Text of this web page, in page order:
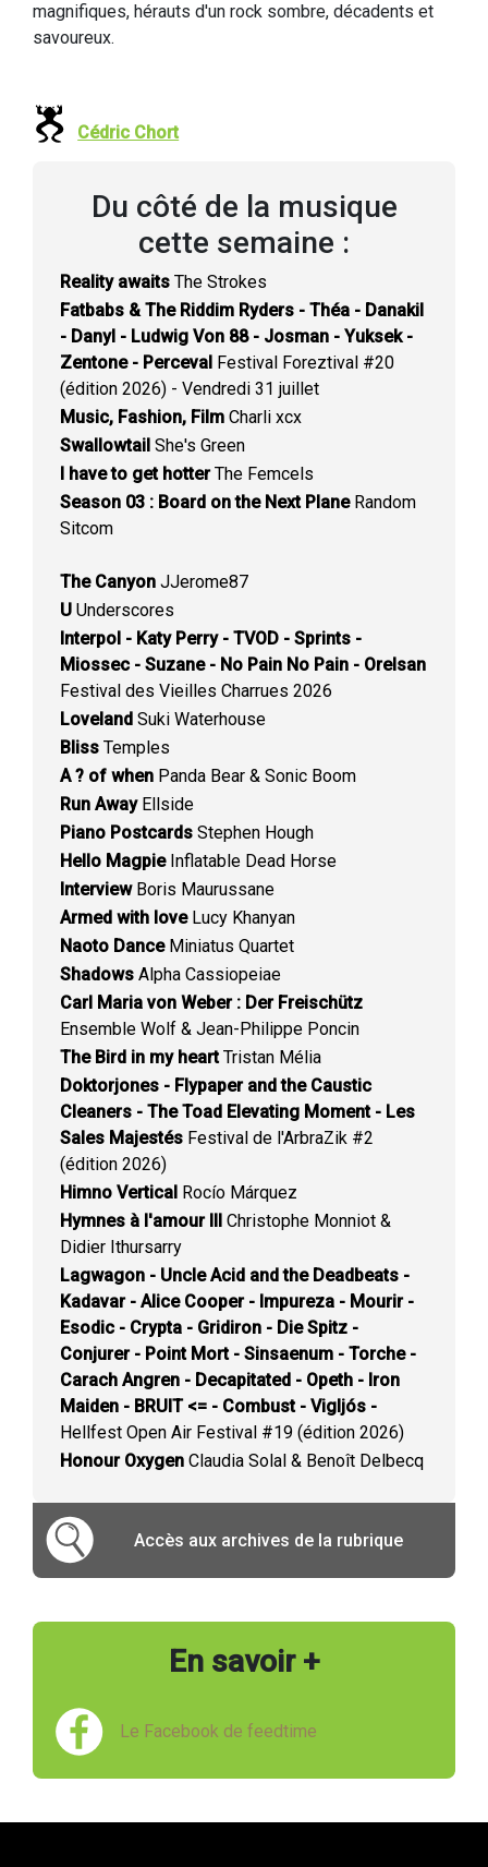
magnifiques, hérauts d'un rock sombre, décadents et
savoureux.
Cédric Chort
Du côté de la musique
cette semaine :
Reality awaits The Strokes
Fatbabs & The Riddim Ryders - Théa - Danakil
- Danyl - Ludwig Von 88 - Josman - Yuksek -
Zentone - Perceval Festival Foreztival #20
(édition 2026) - Vendredi 31 juillet
Music, Fashion, Film Charli xcx
Swallowtail She's Green
I have to get hotterThe Femcels
Season 03 : Board on the Next PlaneRandom
Sitcom
The Canyon JJerome87
U Underscores
Interpol - Katy Perry - TVOD - Sprints -
Miossec - Suzane - No Pain No Pain - Orelsan
Festival des Vieilles Charrues 2026
Loveland Suki Waterhouse
Bliss Temples
A ? of when Panda Bear & Sonic Boom
Run AwayEllside
Piano Postcards Stephen Hough
Hello MagpieInflatable Dead Horse
InterviewBoris Maurussane
Armed with loveLucy Khanyan
Naoto DanceMiniatus Quartet
Shadows Alpha Cassiopeiae
Carl Maria von Weber : Der Freischütz
Ensemble Wolf & Jean-Philippe Poncin
The Bird in my heartTristan Mélia
Doktorjones - Flypaper and the Caustic
Cleaners - The Toad Elevating Moment - Les
Sales Majestés Festival de l'ArbraZik #2
(édition 2026)
Himno Vertical Rocío Márquez
Hymnes à l'amour III Christophe Monniot &
Didier Ithursarry
Lagwagon - Uncle Acid and the Deadbeats -
Kadavar - Alice Cooper - Impureza - Mourir -
Esodic - Crypta - Gridiron - Die Spitz -
Conjurer - Point Mort - Sinsaenum - Torche -
Carach Angren - Decapitated - Opeth - Iron
Maiden - BRUIT <= - Combust - Vigljós -
Hellfest Open Air Festival #19 (édition 2026)
Honour Oxygen Claudia Solal & Benoît Delbecq
Accès aux archives de la rubrique
En savoir +
Le Facebook de feedtime